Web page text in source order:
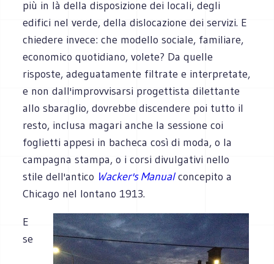
più in là della disposizione dei locali, degli
edifici nel verde, della dislocazione dei servizi. E
chiedere invece: che modello sociale, familiare,
economico quotidiano, volete? Da quelle
risposte, adeguatamente filtrate e interpretate,
e non dall'improvvisarsi progettista dilettante
allo sbaraglio, dovrebbe discendere poi tutto il
resto, inclusa magari anche la sessione coi
foglietti appesi in bacheca così di moda, o la
campagna stampa, o i corsi divulgativi nello
stile dell'antico Wacker's Manualconcepito a
Chicago nel lontano 1913.
E
se